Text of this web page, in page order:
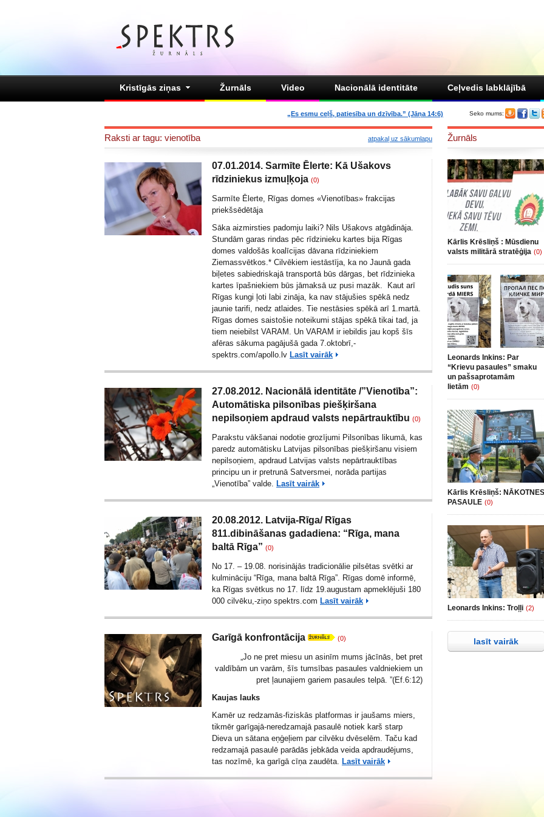
Kristīgās ziņas Žurnāls Video Nacionālā identitāte Ceļvedis labklājībā
Seko mums:
„Es esmu ceļš, patiesība un dzīvība.” (Jāņa 14:6)
Raksti ar tagu: vienotība atpakaļ uz sākumlapu
07.01.2014. Sarmīte Ēlerte: Kā Ušakovs
rīdziniekus izmuļķoja (0)
Sarmīte Ēlerte, Rīgas domes «Vienotības» frakcijas
priekšsēdētāja
Sāka aizmirsties padomju laiki? Nils Ušakovs atgādināja.
Stundām garas rindas pēc rīdzinieku kartes bija Rīgas
domes valdošās koalīcijas dāvana rīdziniekiem
Ziemassvētkos.* Cilvēkiem iestāstīja, ka no Jaunā gada
biļetes sabiedriskajā transportā būs dārgas, bet rīdzinieka
kartes īpašniekiem būs jāmaksā uz pusi mazāk. Kaut arī
Rīgas kungi ļoti labi zināja, ka nav stājušies spēkā nedz
jaunie tarifi, nedz atlaides. Tie nestāsies spēkā arī 1.martā.
Rīgas domes saistošie noteikumi stājas spēkā tikai tad, ja
tiem neiebilst VARAM. Un VARAM ir iebildis jau kopš šīs
afēras sākuma pagājušā gada 7.oktobrī,-
spektrs.com/apollo.lv Lasīt vairāk
27.08.2012. Nacionālā identitāte /”Vienotība”:
Automātiska pilsonības piešķiršana
nepilsoņiem apdraud valsts nepārtrauktību (0)
Parakstu vākšanai nodotie grozījumi Pilsonības likumā, kas
paredz automātisku Latvijas pilsonības piešķiršanu visiem
nepilsoņiem, apdraud Latvijas valsts nepārtrauktības
principu un ir pretrunā Satversmei, norāda partijas
„Vienotība” valde. Lasīt vairāk
20.08.2012. Latvija-Rīga/ Rīgas
811.dibināšanas gadadiena: “Rīga, mana
baltā Rīga” (0)
No 17. – 19.08. norisinājās tradicionālie pilsētas svētki ar
kulmināciju “Rīga, mana baltā Rīga”. Rīgas domē informē,
ka Rīgas svētkus no 17. līdz 19.augustam apmeklējuši 180
000 cilvēku,-ziņo spektrs.com Lasīt vairāk
Garīgā konfrontācija (0)
„Jo ne pret miesu un asinīm mums jācīnās, bet pret
valdībām un varām, šīs tumsības pasaules valdniekiem un
pret ļaunajiem gariem pasaules telpā. ”(Ef.6:12)
Kaujas lauks
Kamēr uz redzamās-fiziskās platformas ir jaušams miers,
tikmēr garīgajā-neredzamajā pasaulē notiek karš starp
Dieva un sātana eņģeļiem par cilvēku dvēselēm. Taču kad
redzamajā pasaulē parādās jebkāda veida apdraudējums,
tas nozīmē, ka garīgā cīņa zaudēta. Lasīt vairāk
Žurnāls
Kārlis Krēsliņš : Mūsdienu
valsts militārā stratēģija (0)
Leonards Inkins: Par
“Krievu pasaules” smaku
un pašsaprotamām
lietām (0)
Kārlis Krēsliņš: NĀKOTNES
PASAULE (0)
Leonards Inkins: Troļļi (2)
lasīt vairāk